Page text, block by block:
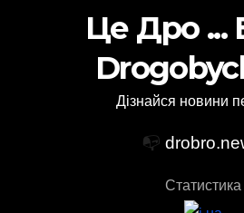
Це Дро ...
Дізнайся новини
📭
Статистика